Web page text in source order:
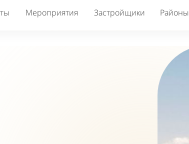
Мероприятия Застройщики Районы